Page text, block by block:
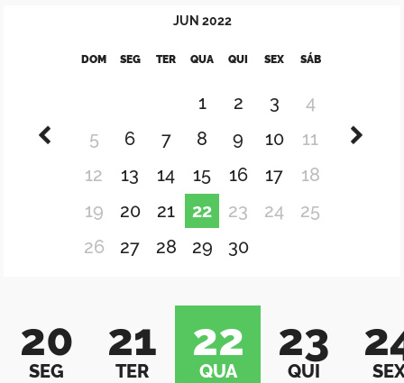
JUN 2022
DOM SEG TER QUA QUI SEX SÁB
1 2 3
4
5
6 7 8 9 10
11
12
13 14 15 16 17
18
19
20 21 22 23 24
25
26
27 28 29 30
20
SEG
21
TER
22
QUA
23
QUI